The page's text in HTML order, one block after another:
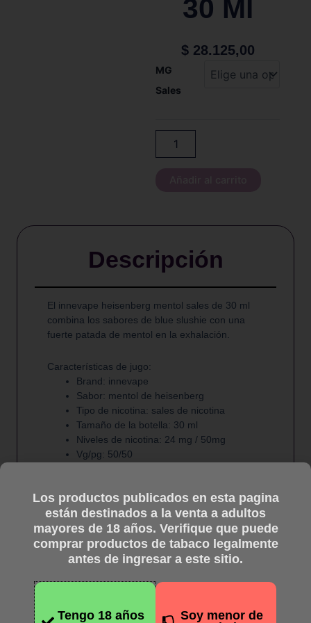
30 Ml
$28.125,00
MG
Sales
Innevape
Heisenberg
Descripción
El innevape heisenberg mentol sales de 30 ml
combina los sabores de blue slushie con una
fuerte patada de mentol en la exhalación.
Características de jugo:
Brand: innevape
Sabor: mentol de heisenberg
Tipo de nicotina: sales de nicotina
Tamaño de la botella: 30 ml
Niveles de nicotina: 24 mg / 50mg
Vg/pg: 50/50
1x innevape heisenberg menthol salts
30ml
Los productos publicados en esta pagina
están destinados a la venta a adultos
mayores de 18 años. Verifique que puede
comprar productos de tabaco legalmente
antes de ingresar a este sitio.
Tengo 18 años
Soy menor de